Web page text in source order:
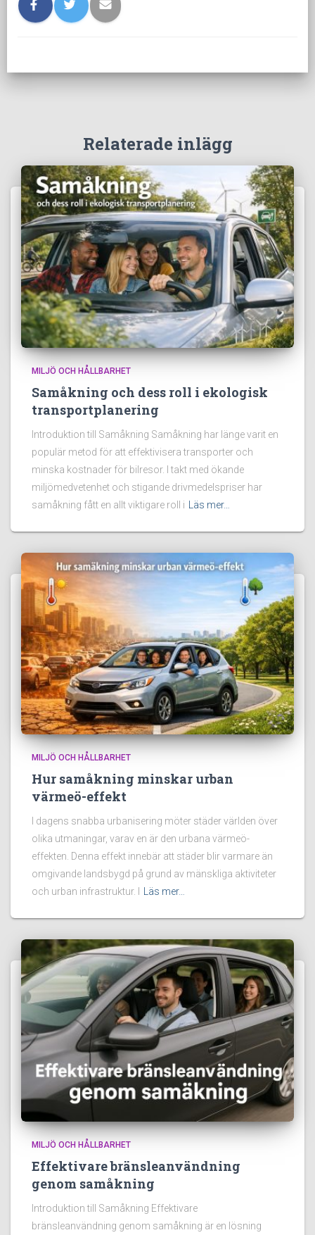
Relaterade inlägg
MILJÖ OCH HÅLLBARHET
Samåkning och dess roll i ekologisk
transportplanering
Introduktion till Samåkning Samåkning har länge varit en
populär metod för att effektivisera transporter och
minska kostnader för bilresor. I takt med ökande
miljömedvetenhet och stigande drivmedelspriser har
samåkning fått en allt viktigare roll i
Läs mer…
MILJÖ OCH HÅLLBARHET
Hur samåkning minskar urban
värmeö-effekt
I dagens snabba urbanisering möter städer världen över
olika utmaningar, varav en är den urbana värmeö-
effekten. Denna effekt innebär att städer blir varmare än
omgivande landsbygd på grund av mänskliga aktiviteter
och urban infrastruktur. I
Läs mer…
MILJÖ OCH HÅLLBARHET
Effektivare bränsleanvändning
genom samåkning
Introduktion till Samåkning Effektivare
bränsleanvändning genom samåkning är en lösning